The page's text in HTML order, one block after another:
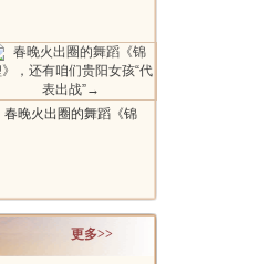
春晚火出圈的舞蹈《锦
更多>>